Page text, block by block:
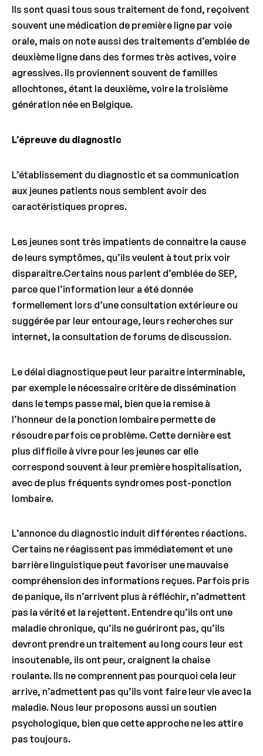
Ils sont quasi tous sous traitement de fond, reçoivent
souvent une médication de première ligne par voie
orale, mais on note aussi des traitements d’emblée de
deuxième ligne dans des formes très actives, voire
agressives. Ils proviennent souvent de familles
allochtones, étant la deuxième, voire la troisième
génération née en Belgique.
L’épreuve du diagnostic
L’établissement du diagnostic et sa communication
aux jeunes patients nous semblent avoir des
caractéristiques propres.
Les jeunes sont très impatients de connaitre la cause
de leurs symptômes, qu’ils veulent à tout prix voir
disparaitre.Certains nous parlent d’emblée de SEP,
parce que l’information leur a été donnée
formellement lors d’une consultation extérieure ou
suggérée par leur entourage, leurs recherches sur
internet, la consultation de forums de discussion.
Le délai diagnostique peut leur paraitre interminable,
par exemple le nécessaire critère de dissémination
dans le temps passe mal, bien que la remise à
l’honneur de la ponction lombaire permette de
résoudre parfois ce problème. Cette dernière est
plus difficile à vivre pour les jeunes car elle
correspond souvent à leur première hospitalisation,
avec de plus fréquents syndromes post-ponction
lombaire.
L’annonce du diagnostic induit différentes réactions.
Certains ne réagissent pas immédiatement et une
barrière linguistique peut favoriser une mauvaise
compréhension des informations reçues. Parfois pris
de panique, ils n’arrivent plus à réfléchir, n’admettent
pas la vérité et la rejettent. Entendre qu’ils ont une
maladie chronique, qu’ils ne guériront pas, qu’ils
devront prendre un traitement au long cours leur est
insoutenable, ils ont peur, craignent la chaise
roulante. Ils ne comprennent pas pourquoi cela leur
arrive, n’admettent pas qu’ils vont faire leur vie avec la
maladie. Nous leur proposons aussi un soutien
psychologique, bien que cette approche ne les attire
pas toujours.